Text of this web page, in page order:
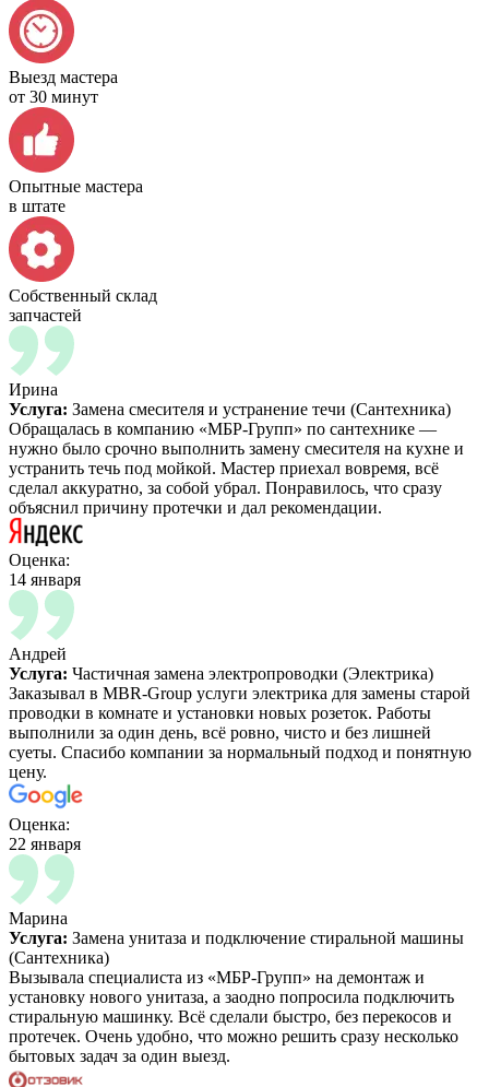
Выезд мастера
от 30 минут
Опытные мастера
в штате
Собственный склад
запчастей
Ирина
Услуга: Замена смесителя и устранение течи (Сантехника)
Обращалась в компанию «МБР-Групп» по сантехнике —
нужно было срочно выполнить замену смесителя на кухне и
устранить течь под мойкой. Мастер приехал вовремя, всё
сделал аккуратно, за собой убрал. Понравилось, что сразу
объяснил причину протечки и дал рекомендации.
Оценка:
14 января
Андрей
Услуга: Частичная замена электропроводки (Электрика)
Заказывал в MBR-Group услуги электрика для замены старой
проводки в комнате и установки новых розеток. Работы
выполнили за один день, всё ровно, чисто и без лишней
суеты. Спасибо компании за нормальный подход и понятную
цену.
Оценка:
22 января
Марина
Услуга: Замена унитаза и подключение стиральной машины
(Сантехника)
Вызывала специалиста из «МБР-Групп» на демонтаж и
установку нового унитаза, а заодно попросила подключить
стиральную машинку. Всё сделали быстро, без перекосов и
протечек. Очень удобно, что можно решить сразу несколько
бытовых задач за один выезд.